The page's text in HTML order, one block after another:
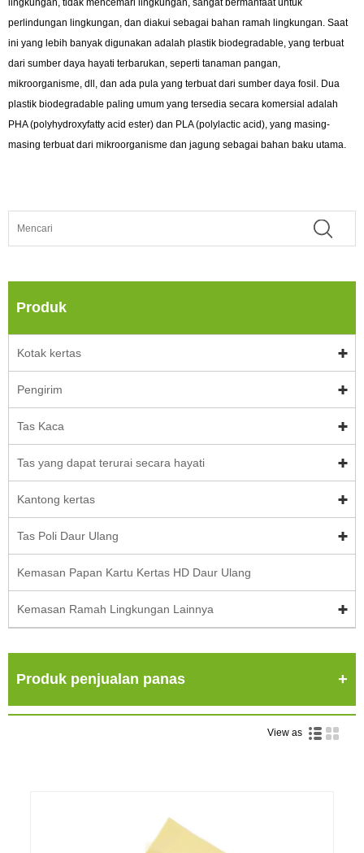
lingkungan, tidak mencemari lingkungan, sangat bermanfaat untuk
perlindungan lingkungan, dan diakui sebagai bahan ramah lingkungan. Saat
ini yang lebih banyak digunakan adalah plastik biodegradable, yang terbuat
dari sumber daya hayati terbarukan, seperti tanaman pangan,
mikroorganisme, dll, dan ada pula yang terbuat dari sumber daya fosil. Dua
plastik biodegradable paling umum yang tersedia secara komersial adalah
PHA (polyhydroxyfatty acid ester) dan PLA (polylactic acid), yang masing-
masing terbuat dari mikroorganisme dan jagung sebagai bahan baku utama.
Produk
Kotak kertas
Pengirim
Tas Kaca
Tas yang dapat terurai secara hayati
Kantong kertas
Tas Poli Daur Ulang
Kemasan Papan Kartu Kertas HD Daur Ulang
Kemasan Ramah Lingkungan Lainnya
Produk penjualan panas
View as